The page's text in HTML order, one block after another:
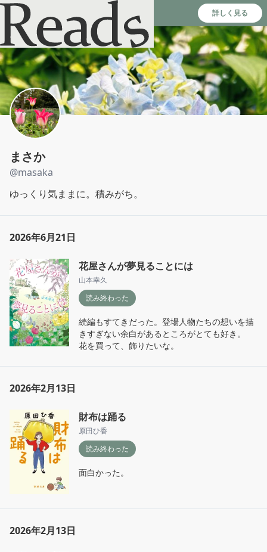
Reads - 読書のSNS＆記録アプリ 詳しく見る
まさか
@masaka
ゆっくり気ままに。積みがち。
2026年6月21日
花屋さんが夢見ることには
山本幸久
読み終わった
続編もすてきだった。登場人物たちの想いを描
きすぎない余白があるところがとても好き。
花を買って、飾りたいな。
2026年2月13日
財布は踊る
原田ひ香
読み終わった
面白かった。
2026年2月13日